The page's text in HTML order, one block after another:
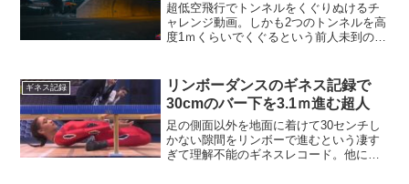
超低空飛行でトンネルをくぐりぬけるチ
ャレンジ動画。しかも2つのトンネルを高
度1ｍくらいでくぐるという前人未到の記
ギネス記録
リンボーダンスのギネス記録で
30cmのバー下を3.1ｍ進む超人
足の側面以外を地面に着けて30センチし
かない隙間をリンボーで進むという凄す
ぎて理解不能のギネスレコード。他にも